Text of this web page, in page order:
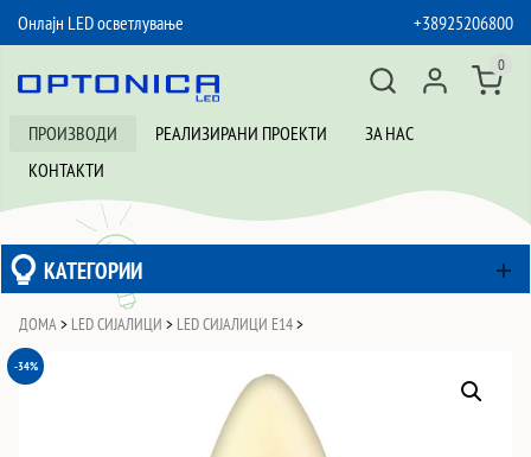
Онлајн LED осветлување
+38925206800
ПРОИЗВОДИ РЕАЛИЗИРАНИ ПРОЕКТИ
ЗА НАС
КОНТАКТИ
0
КАТЕГОРИИ
ДОМА > LED СИЈАЛИЦИ > LED СИЈАЛИЦИ Е14>
-34%